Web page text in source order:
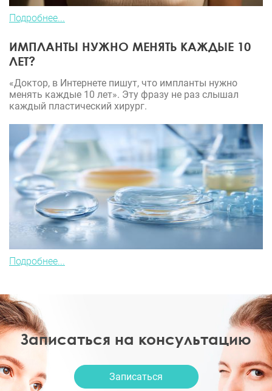
Подробнее...
ИМПЛАНТЫ НУЖНО МЕНЯТЬ КАЖДЫЕ 10
ЛЕТ?
«Доктор, в Интернете пишут, что импланты нужно
менять каждые 10 лет». Эту фразу не раз слышал
каждый пластический хирург.
Подробнее...
Записаться на консультацию
Записаться